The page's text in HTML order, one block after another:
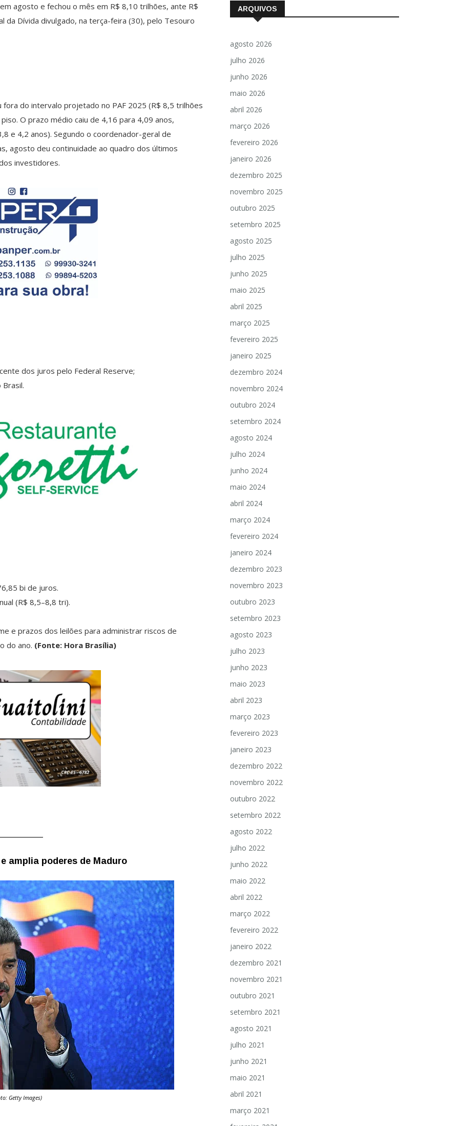
agosto e fechou o mês em R$ 8,10 trilhões, ante R$
Dívida divulgado, na terça-feira (30), pelo Tesouro
do intervalo projetado no PAF 2025 (R$ 8,5 trilhões
O prazo médio caiu de 4,16 para 4,09 anos,
e 4,2 anos). Segundo o coordenador-geral de
agosto deu continuidade ao quadro dos últimos
investidores.
dos juros pelo Federal Reserve;
bi de juros.
(R$ 8,5–8,8 tri).
e prazos dos leilões para administrar riscos de
do ano. (Fonte: Hora Brasília)
amplia poderes de Maduro
Getty Images)
ARQUIVOS
agosto 2026
julho 2026
junho 2026
maio 2026
abril 2026
março 2026
fevereiro 2026
janeiro 2026
dezembro 2025
novembro 2025
outubro 2025
setembro 2025
agosto 2025
julho 2025
junho 2025
maio 2025
abril 2025
março 2025
fevereiro 2025
janeiro 2025
dezembro 2024
novembro 2024
outubro 2024
setembro 2024
agosto 2024
julho 2024
junho 2024
maio 2024
abril 2024
março 2024
fevereiro 2024
janeiro 2024
dezembro 2023
novembro 2023
outubro 2023
setembro 2023
agosto 2023
julho 2023
junho 2023
maio 2023
abril 2023
março 2023
fevereiro 2023
janeiro 2023
dezembro 2022
novembro 2022
outubro 2022
setembro 2022
agosto 2022
julho 2022
junho 2022
maio 2022
abril 2022
março 2022
fevereiro 2022
janeiro 2022
dezembro 2021
novembro 2021
outubro 2021
setembro 2021
agosto 2021
julho 2021
junho 2021
maio 2021
abril 2021
março 2021